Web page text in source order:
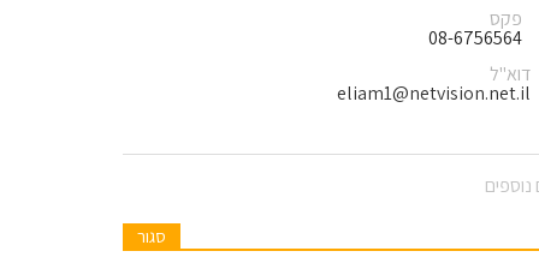
פקס
08-6756564
דוא"ל
eliam1@netvision.net.il
סגור